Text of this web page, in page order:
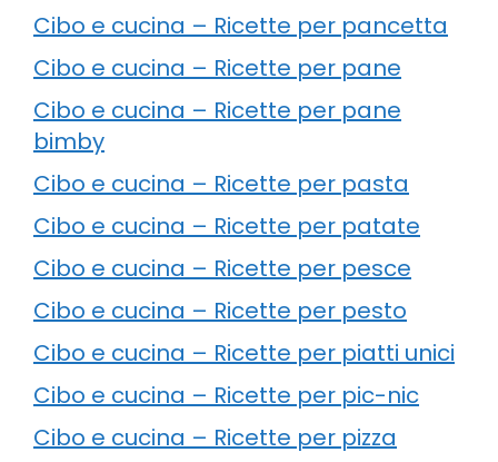
Cibo e cucina – Ricette per pancetta
Cibo e cucina – Ricette per pane
Cibo e cucina – Ricette per pane
bimby
Cibo e cucina – Ricette per pasta
Cibo e cucina – Ricette per patate
Cibo e cucina – Ricette per pesce
Cibo e cucina – Ricette per pesto
Cibo e cucina – Ricette per piatti unici
Cibo e cucina – Ricette per pic-nic
Cibo e cucina – Ricette per pizza